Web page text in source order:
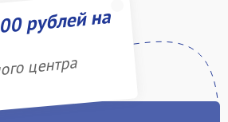
рублей на
центра